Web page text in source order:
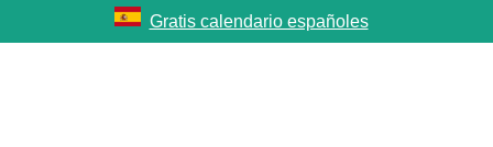
Gratis calendario españoles